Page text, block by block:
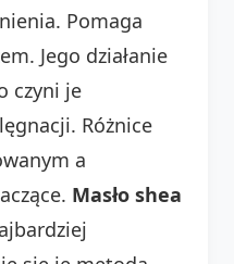
Pomaga
Jego działanie
czyni je
Różnice
a
Masło shea